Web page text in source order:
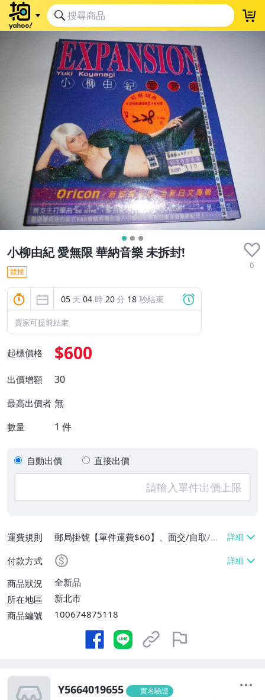
小柳由紀 愛無限 華納音樂 未拆封!
0
競標
05 天 04 時 20分 17 秒結束
賣家可提前結束
起標價格 $600
出價增額 30
最高出價者 無
數量 1 件
自動出價 直接出價
運費規則
郵局掛號【單件運費$60】、面交/自取/不
寄送【免運費】
付款方式
商品狀況
全新品
所在地區
新北市
商品編號
100674875118
Y5664019655 實名驗證